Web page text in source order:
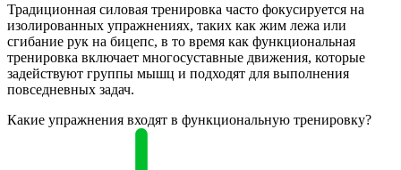
Традиционная силовая тренировка часто фокусируется на
изолированных упражнениях, таких как жим лежа или
сгибание рук на бицепс, в то время как функциональная
тренировка включает многосуставные движения, которые
задействуют группы мышц и подходят для выполнения
повседневных задач.
Какие упражнения входят в функциональную тренировку?